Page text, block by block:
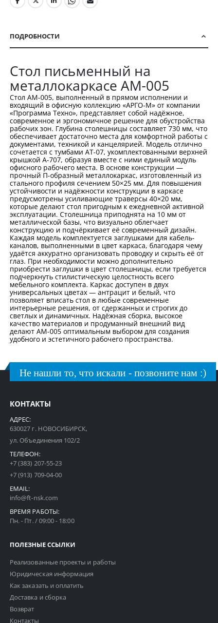
ПОДРОБНОСТИ
Стол письменный на
металлокаркасе АМ-005
Стол АМ-005, выполненный в прямом исполнении и
входящий в офисную коллекцию «АРГО-М» от компании
«Программа Техно», представляет собой надёжное,
современное и эргономичное решение для обустройства
рабочих зон. Глубина столешницы составляет 730 мм, что
обеспечивает достаточно места для комфортной работы с
документами, техникой и канцелярией. Модель отлично
сочетается с тумбами АТ-07, укомплектованными верхней
крышкой А-707, образуя вместе с ними единый модуль
офисного рабочего места. В основе конструкции —
прочный П-образный металлокаркас, изготовленный из
стального профиля сечением 50×25 мм. Для повышения
устойчивости и надёжности конструкции в каркасе
предусмотрены усиливающие траверсы 40×20 мм,
которые делают стол пригодным к ежедневной активной
эксплуатации. Столешница приподнята на 10 мм от
металлической базы, что визуально облегчает
конструкцию и подчёркивает её современный дизайн.
Каждая модель комплектуется заглушками для кабель-
каналов, выполненными в цвет каркаса, благодаря чему
удаётся аккуратно организовать проводку и скрыть её от
глаз. При необходимости можно дополнительно
приобрести заглушки в цвет столешницы, если требуется
подчеркнуть стилистическую целостность всего
мебельного комплекта. Каркас доступен в двух
универсальных цветах — антрацит и белый, что
позволяет вписать стол в любые современные
интерьерные решения, от сдержанных и строгих до
светлых и динамичных. Надёжная сборка, высокое
качество материалов и продуманный внешний вид
делают АМ-005 оптимальным выбором для создания
удобного и эстетичного рабочего пространства.
Не нашли то, что искали - позвоните нам :)
КОНТАКТЫ
АДРЕС:
630027 г. НОВОСИБИРСК,
ул. Объединения 102/2
ТЕЛЕФОН:
+7 (383) 207-55-23
+7 (913) 709-04-00
EMAIL:
info@ft-nsk.com
ВРЕМЯ РАБОТЫ:
Пн. - Пт. / 09:00 - 18:00
ПОЛЕЗНЫЕ ССЫЛКИ
Реализованные проекты и работы
Юридическая информация
Как заказать и оплатить
Доставка и сборка
Возврат
Контакты